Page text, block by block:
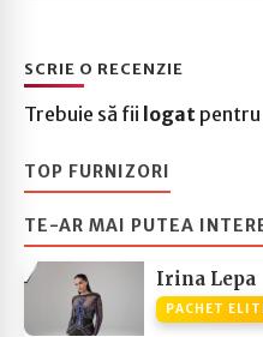
SCRIE O RECENZIE
Trebuie să fii logat pentru
TOP FURNIZORI
TE-AR MAI PUTEA
Irina Lepa
PACHET